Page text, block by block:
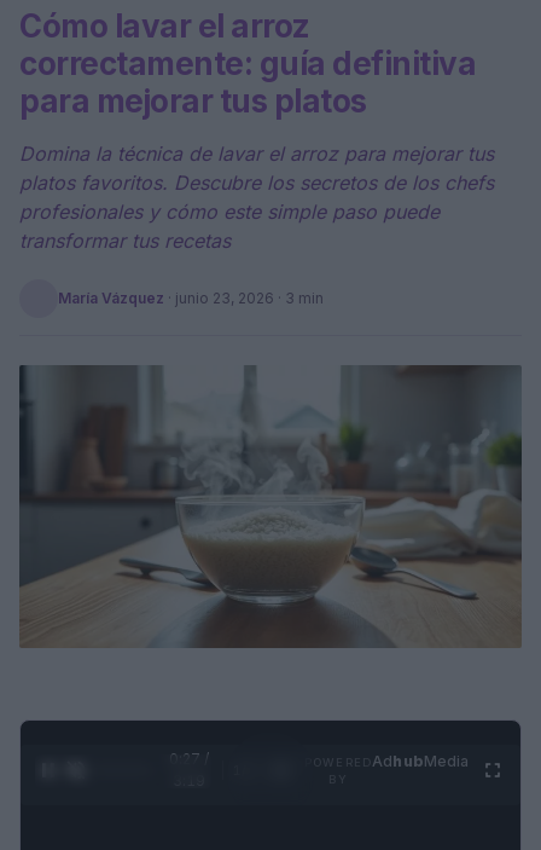
Cómo lavar el arroz
correctamente: guía definitiva
para mejorar tus platos
Domina la técnica de lavar el arroz para mejorar tus
platos favoritos. Descubre los secretos de los chefs
profesionales y cómo este simple paso puede
transformar tus recetas
María Vázquez · junio 23, 2026 · 3 min
0:28 /
AdhubMedia